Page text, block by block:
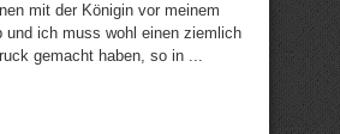
mit der Königin vor meinem
und ich muss wohl einen ziemlich
gemacht haben, so in ...